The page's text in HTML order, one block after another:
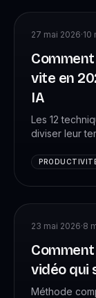
27 mai 2026·10
vite en
IA
Les 12
diviser leur
dérushage,
23 mai 2026·8
vidéo qui
Méthode